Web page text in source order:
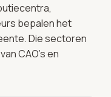
bepalen het
Die sectoren
CAO's en